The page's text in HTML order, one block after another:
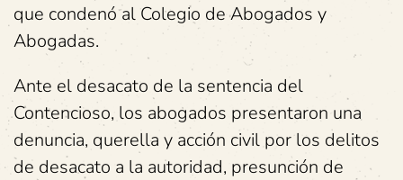
que condenó al Colegio de Abogados y
Abogadas.
Ante el desacato de la sentencia del
Contencioso, los abogados presentaron una
denuncia, querella y acción civil por los delitos
de desacato a la autoridad, presunción de